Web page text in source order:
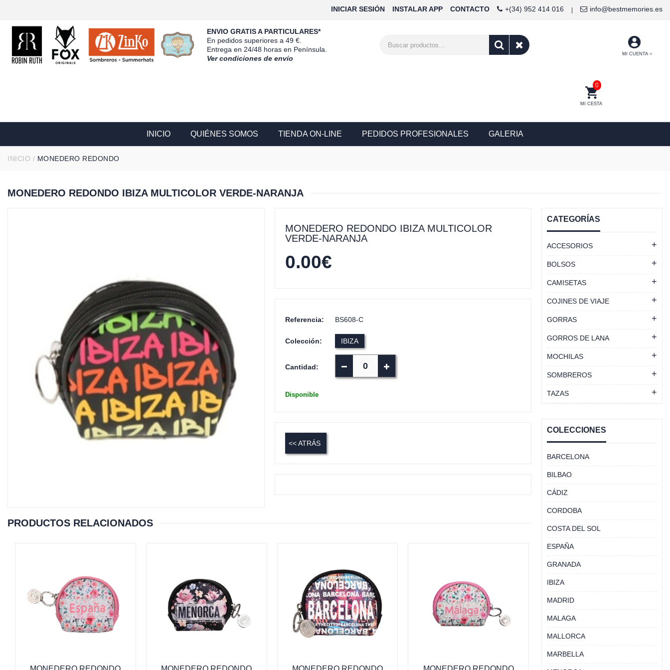
info@bestmemories.es
+(34) 952 414 016
CONTACTO
INSTALAR APP
INICIAR SESIÓN
ENVIO GRATIS A PARTICULARES*
En pedidos superiores a 49 €.
Entrega en 24/48 horas en Península.
Ver condiciones de envío
MI CUENTA
MI CESTA
0
INICIO QUIÉNES SOMOS TIENDA ON-LINE PEDIDOS PROFESIONALES GALERIA
INICIO / MONEDERO REDONDO
MONEDERO REDONDO IBIZA MULTICOLOR VERDE-NARANJA
MONEDERO REDONDO IBIZA MULTICOLOR
VERDE-NARANJA
0.00€
Referencia: BS608-C
Colección: IBIZA
Cantidad:
Disponible
<< ATRÁS
PRODUCTOS RELACIONADOS
CATEGORÍAS
ACCESORIOS
BOLSOS
CAMISETAS
COJINES DE VIAJE
GORRAS
GORROS DE LANA
MOCHILAS
SOMBREROS
TAZAS
COLECCIONES
BARCELONA
BILBAO
CÁDIZ
CORDOBA
COSTA DEL SOL
ESPAÑA
GRANADA
IBIZA
MADRID
MALAGA
MALLORCA
MARBELLA